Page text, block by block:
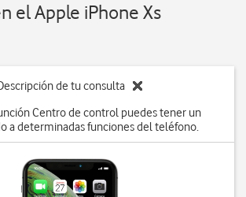
el Apple iPhone Xs
de tu consulta
Centro de control puedes tener un
a determinadas funciones del teléfono.